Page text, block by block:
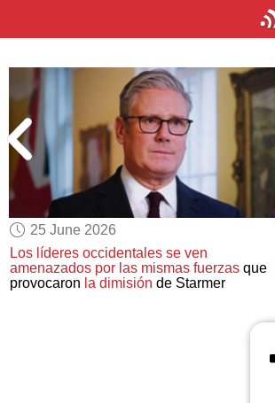
25 June 2026
Los líderes occidentales se ven
amenazados por las mismas fuerzas que
provocaron la dimisión de Starmer